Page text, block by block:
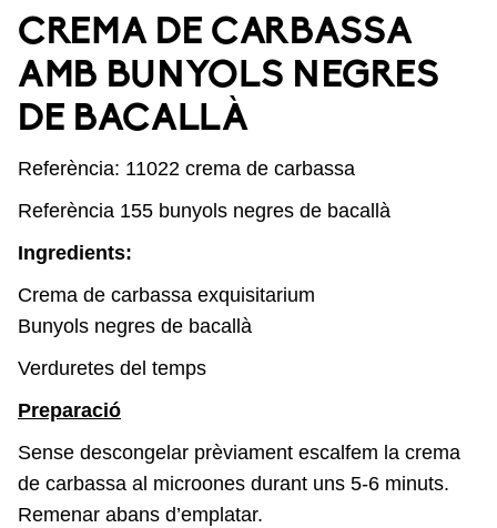
CREMA DE CARBASSA
AMB BUNYOLS NEGRES
DE BACALLÀ
Referència: 11022 crema de carbassa
Referència 155 bunyols negres de bacallà
Ingredients:
Crema de carbassa exquisitarium
Bunyols negres de bacallà
Verduretes del temps
Preparació
Sense descongelar prèviament escalfem la crema
de carbassa al microones durant uns 5-6 minuts.
Remenar abans d’emplatar.